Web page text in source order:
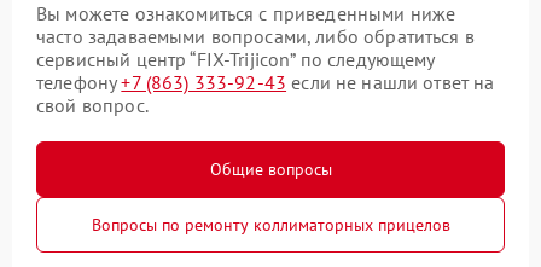
Вы можете ознакомиться с приведенными ниже
часто задаваемыми вопросами, либо обратиться в
сервисный центр “FIX-Trijicon” по следующему
телефону+7 (863) 333-92-43 если не нашли ответ на
свой вопрос.
Общие вопросы
Вопросы по ремонту коллиматорных прицелов